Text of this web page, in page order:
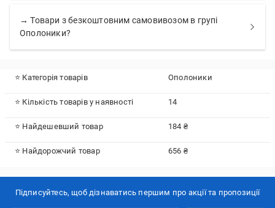
→ Товари з безкоштовним самовивозом в групі
Ополоники?
⭐ Категорія товарів Ополоники
⭐ Кількість товарів у наявності 14
⭐ Найдешевший товар 184 ₴
⭐ Найдорожчий товар 656 ₴
Підписуйтесь, щоб дізнаватись першим про акції та пропозиції